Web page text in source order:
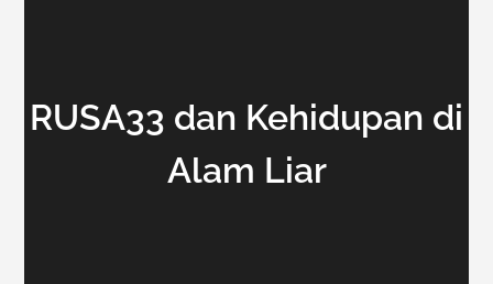
RUSA33 dan Kehidupan di
Alam Liar